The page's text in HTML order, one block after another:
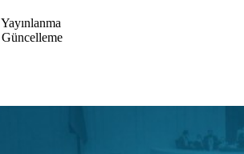
Yayınlanma
Güncelleme